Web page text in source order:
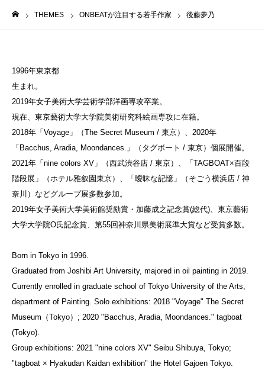
THEMES ONBEATが注目する若手作家 後藤夢乃
1996年東京都
生まれ。
2019年女子美術大学芸術学部洋画専攻卒業。
現在、東京藝術大学大学院美術研究科絵画専攻に在籍。
2018年「Voyage」（The Secret Museum / 東京）、2020年
「Bacchus, Aradia, Moondances.」（タグボート / 東京）個展開催。
2021年「nine colors XV」（西武渋谷店 / 東京）、「TAGBOAT×百段
階段展」（ホテル雅叙園東京）、「曖昧な記憶」（そごう横浜店 / 神
奈川）などグループ展多数参加。
2019年女子美術大学美術館奨励賞・加藤成之記念賞(総代)、東京藝術
大学大学院O氏記念賞、第55回神奈川県美術展準大賞など受賞多数。
Born in Tokyo in 1996.
Graduated from Joshibi Art University, majored in oil painting in 2019.
Currently enrolled in graduate school of Tokyo University of the Arts,
department of Painting. Solo exhibitions: 2018 "Voyage" The Secret
Museum（Tokyo）; 2020 "Bacchus, Aradia, Moondances." tagboat
(Tokyo).
Group exhibitions: 2021 "nine colors XV" Seibu Shibuya, Tokyo;
"tagboat × Hyakudan Kaidan exhibition" the Hotel Gajoen Tokyo.